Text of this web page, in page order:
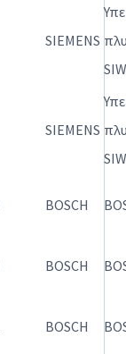
SIEMENS
SIEMENS
BOSCH
BOSCH
BOSCH